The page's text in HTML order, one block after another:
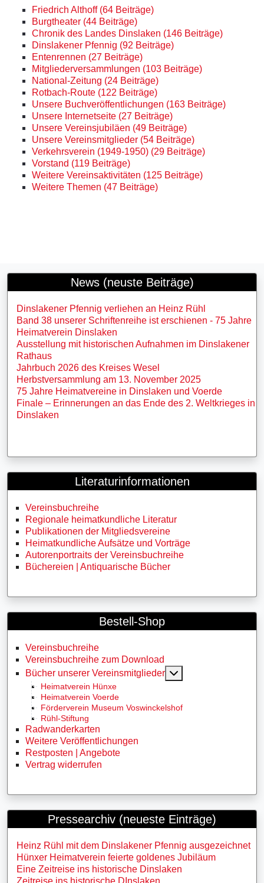
Friedrich Althoff (64 Beiträge)
Burgtheater (44 Beiträge)
Chronik des Landes Dinslaken (146 Beiträge)
Dinslakener Pfennig (92 Beiträge)
Entenrennen (27 Beiträge)
Mitgliederversammlungen (103 Beiträge)
National-Zeitung (24 Beiträge)
Rotbach-Route (122 Beiträge)
Unsere Buchveröffentlichungen (163 Beiträge)
Unsere Internetseite (27 Beiträge)
Unsere Vereinsjubiläen (49 Beiträge)
Unsere Vereinsmitglieder (54 Beiträge)
Verkehrsverein (1949-1950) (29 Beiträge)
Vorstand (119 Beiträge)
Weitere Vereinsaktivitäten (125 Beiträge)
Weitere Themen (47 Beiträge)
News (neuste Beiträge)
Dinslakener Pfennig verliehen an Heinz Rühl
Band 38 unserer Schriftenreihe ist erschienen - 75 Jahre
Heimatverein Dinslaken
Ausstellung mit historischen Aufnahmen im Dinslakener
Rathaus
Jahrbuch 2026 des Kreises Wesel
Herbstversammlung am 13. November 2025
75 Jahre Heimatvereine in Dinslaken und Voerde
Finale – Erinnerungen an das Ende des 2. Weltkrieges in
Dinslaken
Literaturinformationen
Vereinsbuchreihe
Regionale heimatkundliche Literatur
Publikationen der Mitgliedsvereine
Heimatkundliche Aufsätze und Vorträge
Autorenportraits der Vereinsbuchreihe
Büchereien | Antiquarische Bücher
Bestell-Shop
Vereinsbuchreihe
Vereinsbuchreihe zum Download
Bücher unserer Vereinsmitglieder
Heimatverein Hünxe
Heimatverein Voerde
Förderverein Museum Voswinckelshof
Rühl-Stiftung
Radwanderkarten
Weitere Veröffentlichungen
Restposten | Angebote
Vertrag widerrufen
Pressearchiv (neueste Einträge)
Heinz Rühl mit dem Dinslakener Pfennig ausgezeichnet
Hünxer Heimatverein feierte goldenes Jubiläum
Eine Zeitreise ins historische Dinslaken
Zeitreise ins historische DInslaken